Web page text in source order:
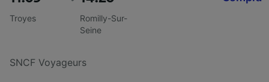
Troyes
Romilly-Sur-
Seine
SNCF Voyageurs